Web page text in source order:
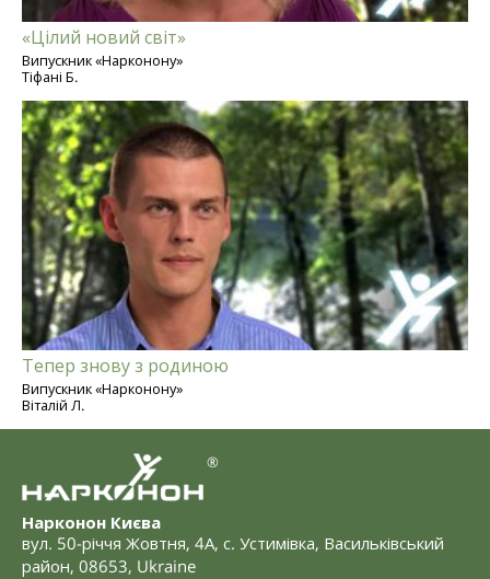
«Цілий новий світ»
Випускник «Нарконону»
Тіфані Б.
Тепер знову з родиною
Випускник «Нарконону»
Віталій Л.
®
Нарконон Києва
вул. 50-річчя Жовтня, 4А, с. Устимівка, Васильківський
район, 08653, Ukraine